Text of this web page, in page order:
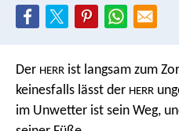
Der HERR ist langsam zum
keinesfalls lässt der HERR
im Unwetter ist sein Weg,